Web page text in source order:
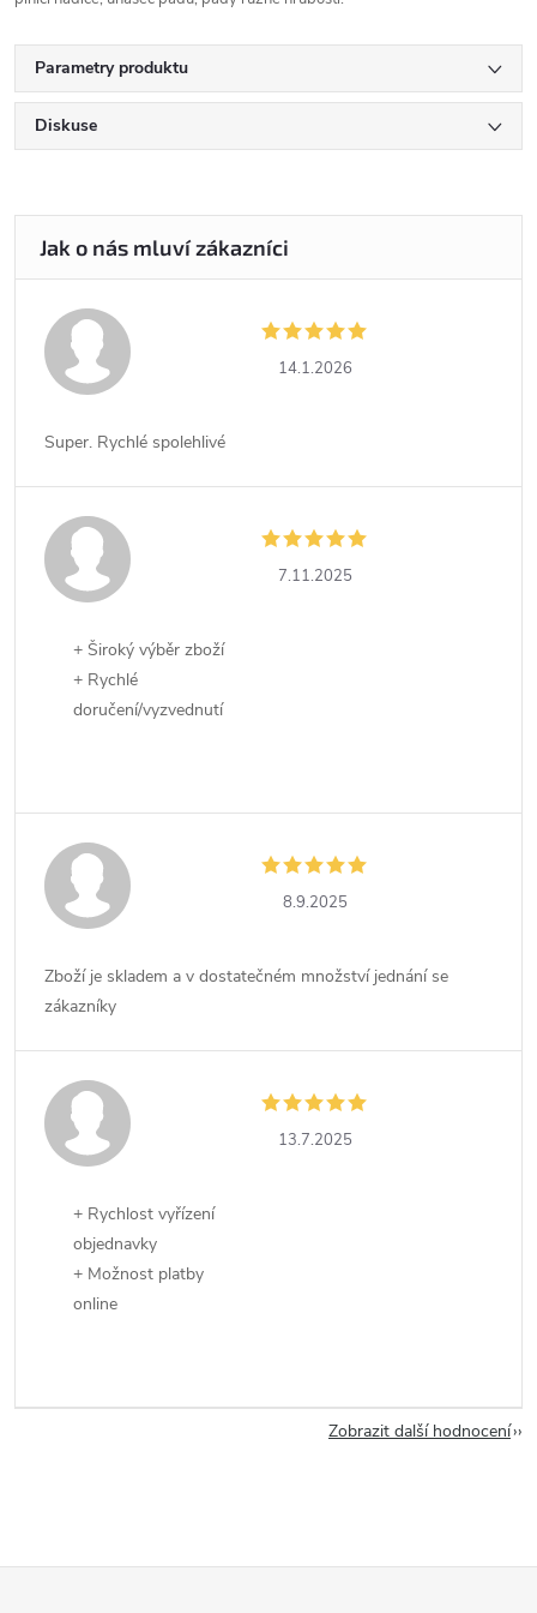
Parametry produktu
Diskuse
14.1.2026
Super. Rychlé spolehlivé
7.11.2025
+ Široký výběr zboží
+ Rychlé
doručení/vyzvednutí
8.9.2025
Zboží je skladem a v dostatečném množství jednání se
zákazníky
13.7.2025
+ Rychlost vyřízení
objednavky
+ Možnost platby
online
Zobrazit další hodnocení